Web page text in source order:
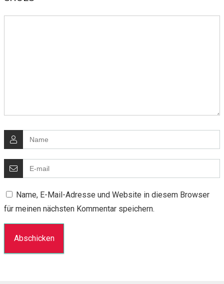
Name, E-Mail-Adresse und Website in diesem Browser
für meinen nächsten Kommentar speichern.